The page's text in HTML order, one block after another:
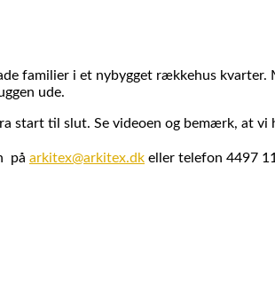
familier i et nybygget rækkehus
ude.
start til slut. Se videoen og bemærk, at vi
på arkitex@arkitex.dk eller telefon 4497